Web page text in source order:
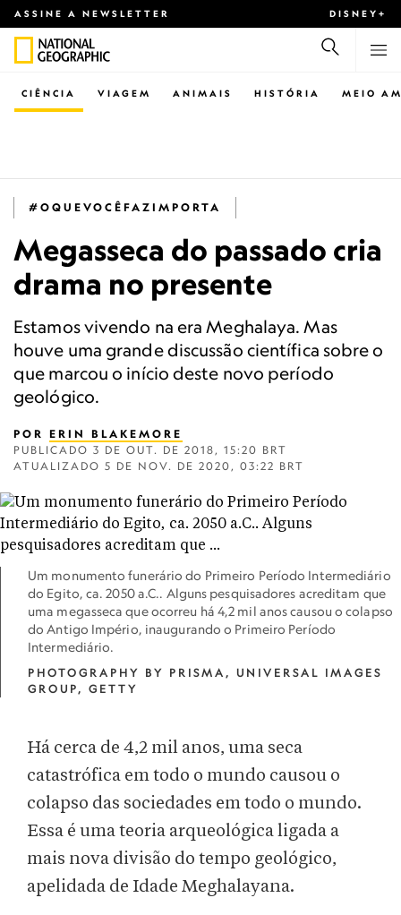
ASSINE A NEWSLETTER DISNEY+
CIÊNCIA VIAGEM ANIMAIS HISTÓRIA MEIO
#OQUEVOCÊFAZIMPORTA
Megasseca do passado cria
drama no presente
Estamos vivendo na era Meghalaya. Mas
houve uma grande discussão científica sobre o
que marcou o início deste novo período
geológico.
POR ERIN BLAKEMORE
PUBLICADO 3 DE OUT. DE 2018, 15:20 BRT
ATUALIZADO 5 DE NOV. DE 2020, 03:22 BRT
Um monumento funerário do Primeiro Período Intermediário
do Egito, ca. 2050 a.C.. Alguns pesquisadores acreditam que
uma megasseca que ocorreu há 4,2 mil anos causou o colapso
do Antigo Império, inaugurando o Primeiro Período
Intermediário.
PHOTOGRAPHY BY PRISMA, UNIVERSAL IMAGES
GROUP, GETTY
Há cerca de 4,2 mil anos, uma seca
catastrófica em todo o mundo causou o
colapso das sociedades em todo o mundo.
Essa é uma teoria arqueológica ligada a
mais nova divisão do tempo geológico,
apelidada de Idade Meghalayana.